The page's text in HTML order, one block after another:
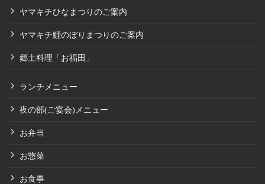
ヤマキチひなまつりのご案内
ヤマキチ鯉のぼりまつりのご案内
郷土料理「お福田」
ランチメニュー
夜の部(ご宴会)メニュー
お弁当
お惣菜
お食事